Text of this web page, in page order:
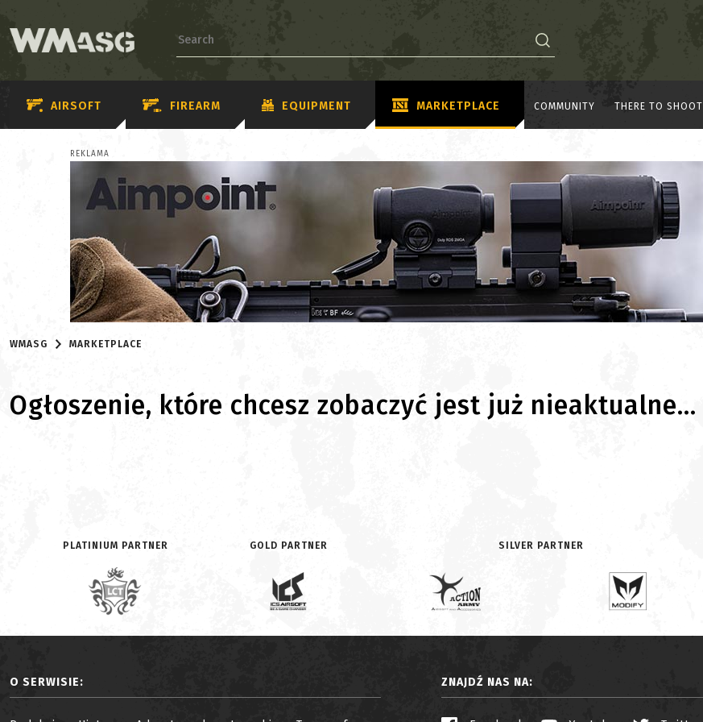
AIRSOFT FIREARM EQUIPMENT MARKETPLACE COMMUNITY THERE TO SHOOT
REKLAMA
WMASG MARKETPLACE
Ogłoszenie, które chcesz zobaczyć jest już nieaktualne...
PLATINIUM PARTNER GOLD PARTNER SILVER PARTNER
O SERWISIE: ZNAJDŹ NAS NA: